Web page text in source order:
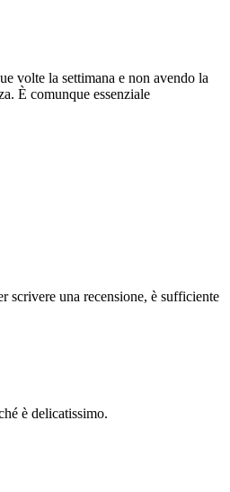
volte la settimana e non avendo la
È comunque essenziale
scrivere una recensione, è sufficiente
è delicatissimo.